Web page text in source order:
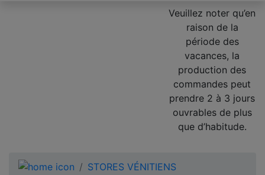
Veuillez noter qu’en
raison de la
période des
vacances, la
production des
commandes peut
prendre 2 à 3 jours
ouvrables de plus
que d’habitude.
STORES VÉNITIENS